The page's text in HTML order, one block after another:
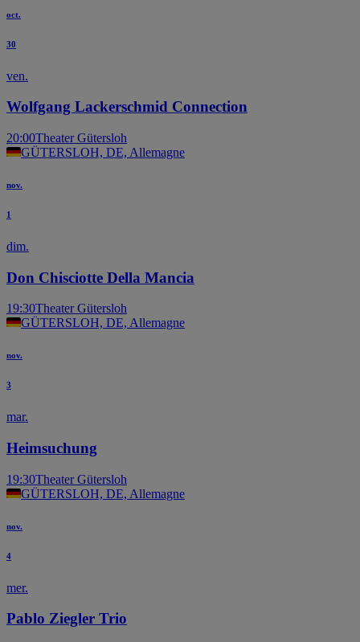
oct.
30
ven.
Wolfgang Lackerschmid Connection
20:00Theater Gütersloh
GÜTERSLOH, DE, Allemagne
nov.
1
dim.
Don Chisciotte Della Mancia
19:30Theater Gütersloh
GÜTERSLOH, DE, Allemagne
nov.
3
mar.
Heimsuchung
19:30Theater Gütersloh
GÜTERSLOH, DE, Allemagne
nov.
4
mer.
Pablo Ziegler Trio